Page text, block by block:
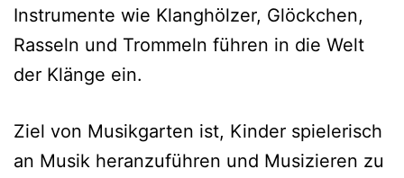
Instrumente wie Klanghölzer, Glöckchen,
Rasseln und Trommeln führen in die Welt
der Klänge ein.
Ziel von Musikgarten ist, Kinder spielerisch
an Musik heranzuführen und Musizieren zu